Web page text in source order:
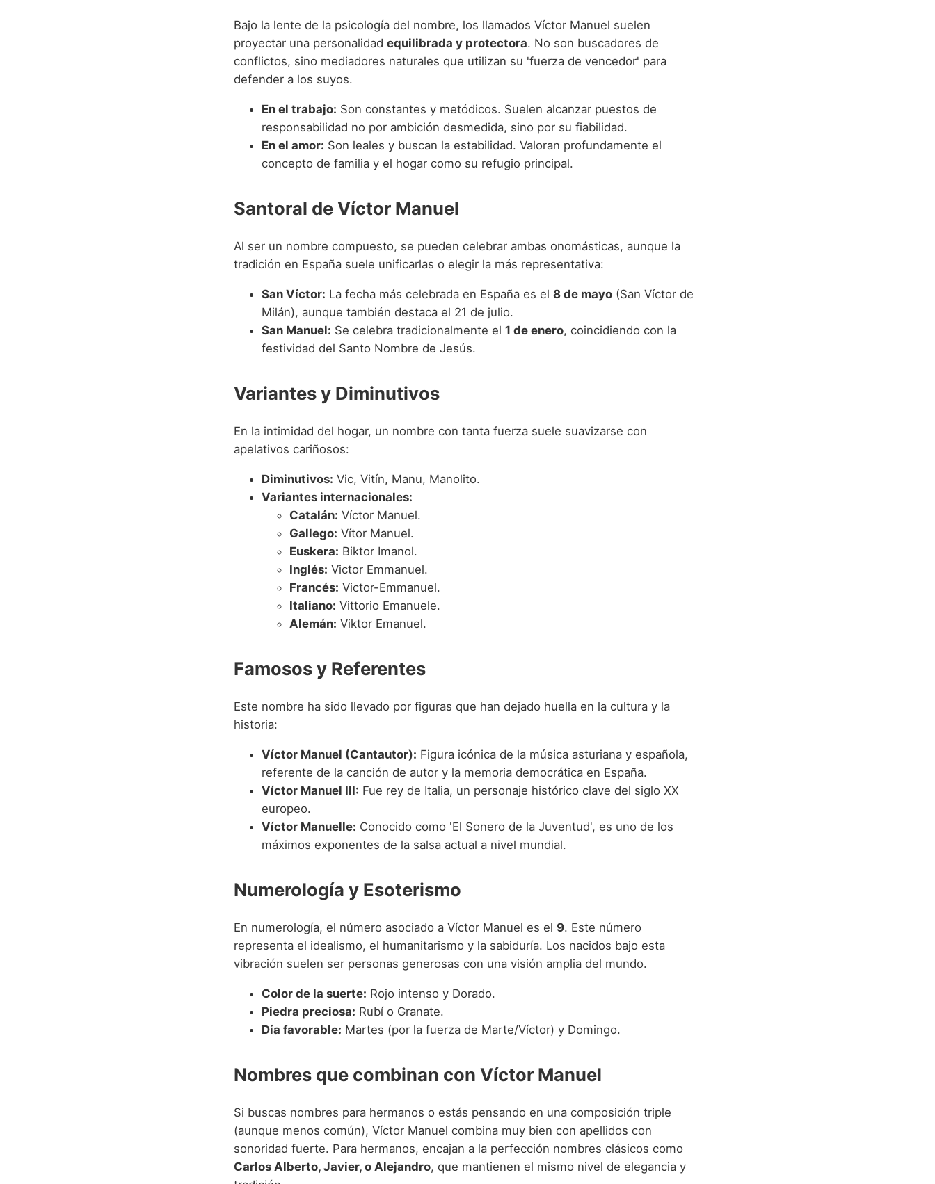
Bajo la lente de la psicología del nombre, los llamados Víctor Manuel suelen
proyectar una personalidad equilibrada y protectora. No son buscadores de
conflictos, sino mediadores naturales que utilizan su 'fuerza de vencedor' para
defender a los suyos.
En el trabajo: Son constantes y metódicos. Suelen alcanzar puestos de
responsabilidad no por ambición desmedida, sino por su fiabilidad.
En el amor: Son leales y buscan la estabilidad. Valoran profundamente el
concepto de familia y el hogar como su refugio principal.
Santoral de Víctor Manuel
Al ser un nombre compuesto, se pueden celebrar ambas onomásticas, aunque la
tradición en España suele unificarlas o elegir la más representativa:
San Víctor: La fecha más celebrada en España es el 8 de mayo (San Víctor de
Milán), aunque también destaca el 21 de julio.
San Manuel: Se celebra tradicionalmente el 1 de enero, coincidiendo con la
festividad del Santo Nombre de Jesús.
Variantes y Diminutivos
En la intimidad del hogar, un nombre con tanta fuerza suele suavizarse con
apelativos cariñosos:
Diminutivos: Vic, Vitín, Manu, Manolito.
Variantes internacionales:
Catalán: Víctor Manuel.
Gallego: Vítor Manuel.
Euskera: Biktor Imanol.
Inglés: Victor Emmanuel.
Francés: Victor-Emmanuel.
Italiano: Vittorio Emanuele.
Alemán: Viktor Emanuel.
Famosos y Referentes
Este nombre ha sido llevado por figuras que han dejado huella en la cultura y la
historia:
Víctor Manuel (Cantautor): Figura icónica de la música asturiana y española,
referente de la canción de autor y la memoria democrática en España.
Víctor Manuel III: Fue rey de Italia, un personaje histórico clave del siglo XX
europeo.
Víctor Manuelle: Conocido como 'El Sonero de la Juventud', es uno de los
máximos exponentes de la salsa actual a nivel mundial.
Numerología y Esoterismo
En numerología, el número asociado a Víctor Manuel es el 9. Este número
representa el idealismo, el humanitarismo y la sabiduría. Los nacidos bajo esta
vibración suelen ser personas generosas con una visión amplia del mundo.
Color de la suerte: Rojo intenso y Dorado.
Piedra preciosa: Rubí o Granate.
Día favorable: Martes (por la fuerza de Marte/Víctor) y Domingo.
Nombres que combinan con Víctor Manuel
Si buscas nombres para hermanos o estás pensando en una composición triple
(aunque menos común), Víctor Manuel combina muy bien con apellidos con
sonoridad fuerte. Para hermanos, encajan a la perfección nombres clásicos como
Carlos Alberto, Javier, o Alejandro, que mantienen el mismo nivel de elegancia y